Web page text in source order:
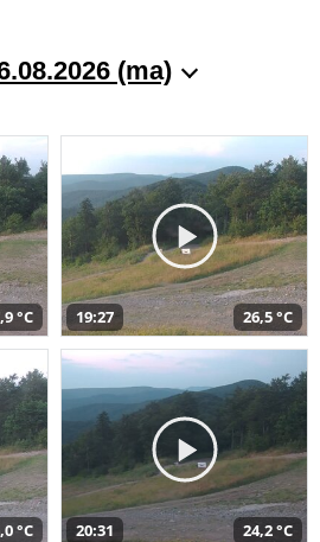
(ma)
°C 19:27 26,5 °C
°C 20:31 24,2 °C